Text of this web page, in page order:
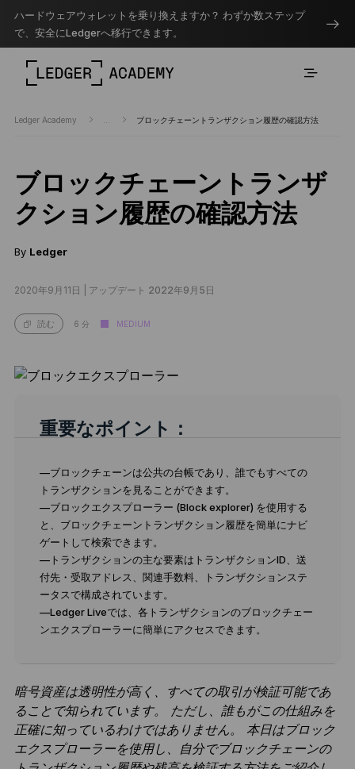
ハードウェアウォレットを乗り換えますか？ わずか数ステップ
で、安全にLedgerへ移行できます。
Ledger Academy ブロックチェーントランザクション履歴の確認方法
ブロックチェーントランザ
クション履歴の確認方法
By Ledger
2020年9月11日 | アップデート 2022年9月5日
読む 6 分 MEDIUM
重要なポイント：
—ブロックチェーンは公共の台帳であり、誰でもすべての
トランザクションを見ることができます。
—ブロックエクスプローラー (Block explorer) を使用する
と、ブロックチェーントランザクション履歴を簡単にナビ
ゲートして検索できます。
—トランザクションの主な要素はトランザクションID、送
付先・受取アドレス、関連手数料、トランザクションステ
ータスで構成されています。
—Ledger Liveでは、各トランザクションのブロックチェー
ンエクスプローラーに簡単にアクセスできます。
暗号資産は透明性が高く、すべての取引が検証可能であ
ることで知られています。 ただし、誰もがこの仕組みを
正確に知っているわけではありません。 本日はブロック
エクスプローラーを使用し、自分でブロックチェーンの